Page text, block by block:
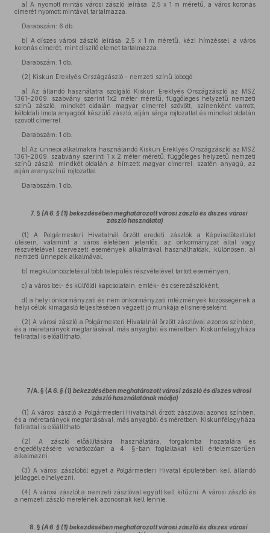
a) A nyomott mintás városi zászló leírása: 2,5 x 1 m méretű, a város koronás
címerét nyomott mintával tartalmazza.
Darabszám: 6 db.
b) A díszes városi zászló leírása: 2,5 x 1 m méretű, kézi hímzéssel, a város
koronás címerét, mint díszítő elemet tartalmazza.
Darabszám: 1 db.
(2) Kiskun Ereklyés Országzászló - nemzeti színű lobogó
a) Az állandó használatra szolgáló Kiskun Ereklyés Országzászló az MSZ
1361-2009. szabvány szerint 1x2 méter méretű, függőleges helyzetű nemzeti
színű zászló, mindkét oldalán magyar címerrel szövött, színenként varrott,
kétoldali Imola anyagból készülő zászló, alján sárga rojtozattal és mindkét oldalán
szövött címerrel.
Darabszám: 1 db.
b) Az ünnepi alkalmakra használandó Kiskun Ereklyés Országzászló az MSZ
1361-2009. szabvány szerinti 1 x 2 méter méretű, függőleges helyzetű nemzeti
színű zászló, mindkét oldalán a hímzett magyar címerrel, szatén anyagú, az
alján aranyszínű rojtozattal.
Darabszám: 1 db.
7. § (A 6. § (1) bekezdésében meghatározott városi zászló és díszes városi
zászló használata)
(1) A Polgármesteri Hivatalnál őrzött eredeti zászlók a Képviselőtestület
ülésein, valamint a város életében jelentős, az önkormányzat által vagy
részvételével szervezett események alkalmával használhatóak, különösen: a)
nemzeti ünnepek alkalmával,
b) megkülönböztetésül több település részvételével tartott eseményen,
c) a város bel- és külföldi kapcsolatain, emlék- és cserezászlóként,
d) a helyi önkormányzati és nem önkormányzati intézmények közösségének a
helyi célok kimagasló teljesítésében végzett jó munkája elismeréseként.
(2) A városi zászló a Polgármesteri Hivatalnál őrzött zászlóval azonos színben,
és a méretarányok megtartásával, más anyagból és méretben, Kiskunfélegyháza
felirattal is előállítható.
7/A. § (A 6. § (1) bekezdésében meghatározott városi zászló és díszes városi
zászló használatának módja)
(1) A városi zászló a Polgármesteri Hivatalnál őrzött zászlóval azonos színben,
és a méretarányok megtartásával, más anyagból és méretben, Kiskunfélegyháza
felirattal is előállítható.
(2) A zászló előállítására használatára, forgalomba hozatalára és
engedélyzésére vonatkozóan a 4. §-ban foglaltakat kell értelemszerűen
alkalmazni.
(3) A városi zászlóból egyet a Polgármesteri Hivatal épületében kell állandó
jelleggel elhelyezni.
(4) A városi zászlót a nemzeti zászlóval együtt kell kitűzni. A városi zászló és
a nemzeti zászló méretének azonosnak kell lennie.
8. § (A 6. § (1) bekezdésében meghatározott városi zászló és díszes városi